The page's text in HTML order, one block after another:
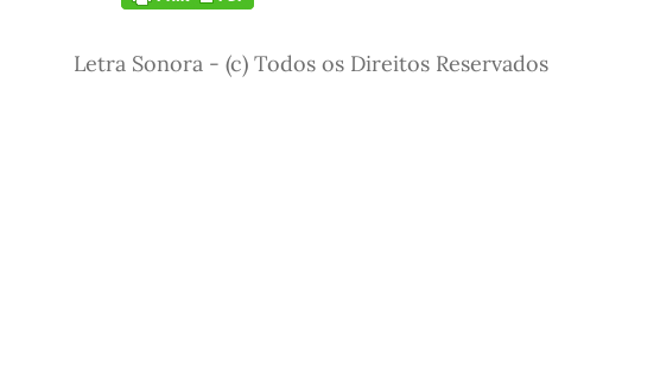
Letra Sonora - (c) Todos os Direitos Reservados